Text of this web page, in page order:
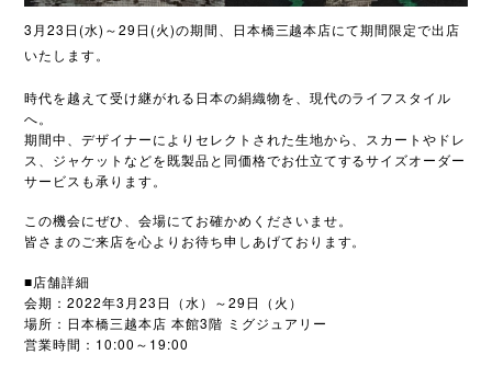
3月23日(水)～29日(火)の期間、日本橋三越本店にて期間限定で出店
いたします。
時代を越えて受け継がれる日本の絹織物を、現代のライフスタイル
へ。
期間中、デザイナーによりセレクトされた生地から、スカートやドレ
ス、ジャケットなどを既製品と同価格でお仕立てするサイズオーダー
サービスも承ります。
この機会にぜひ、会場にてお確かめくださいませ。
皆さまのご来店を心よりお待ち申しあげております。
■店舗詳細
会期：2022年3月23日（水）～29日（火）
場所：日本橋三越本店 本館3階 ミグジュアリー
営業時間：10:00～19:00